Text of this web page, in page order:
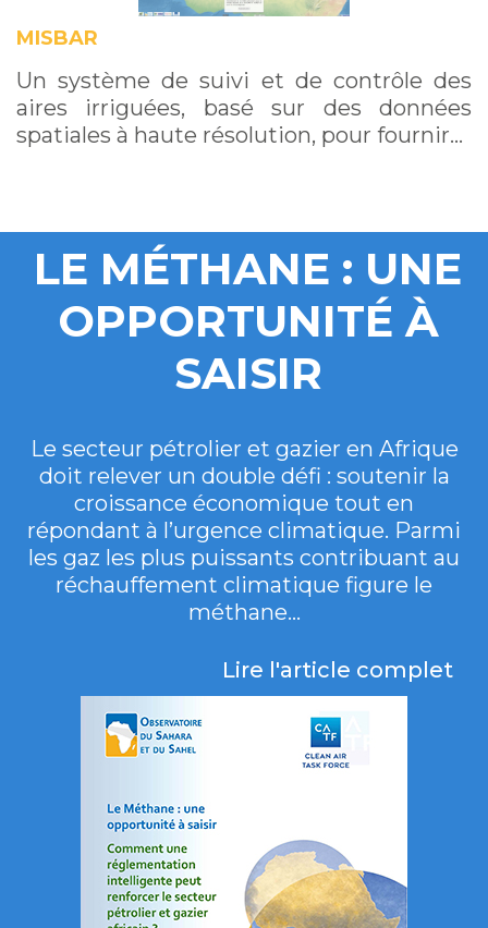
MISBAR
Un système de suivi et de contrôle des
aires irriguées, basé sur des données
spatiales à haute résolution, pour fournir…
LE MÉTHANE : UNE
OPPORTUNITÉ À
SAISIR
Le secteur pétrolier et gazier en Afrique
doit relever un double défi : soutenir la
croissance économique tout en
répondant à l’urgence climatique. Parmi
les gaz les plus puissants contribuant au
réchauffement climatique figure le
méthane...
Lire l'article complet